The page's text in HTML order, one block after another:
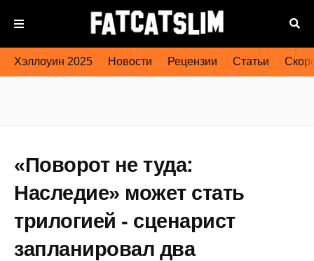
Хэллоуин 2025 Новости Рецензии Статьи
«Поворот не туда:
Наследие» может стать
трилогией - сценарист
запланировал два